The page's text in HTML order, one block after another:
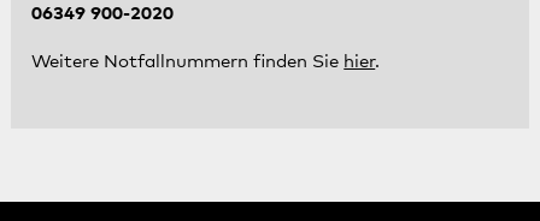
06349 900-2020
Weitere Notfallnummern finden Sie hier.